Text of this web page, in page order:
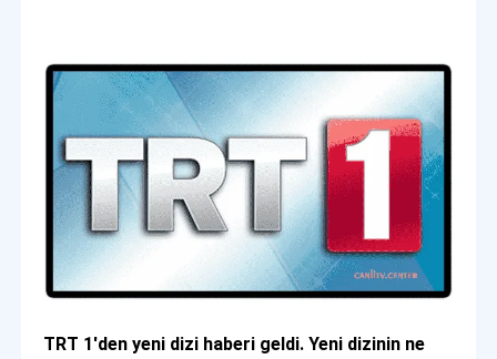
TRT 1'den yeni dizi haberi geldi. Yeni dizinin ne